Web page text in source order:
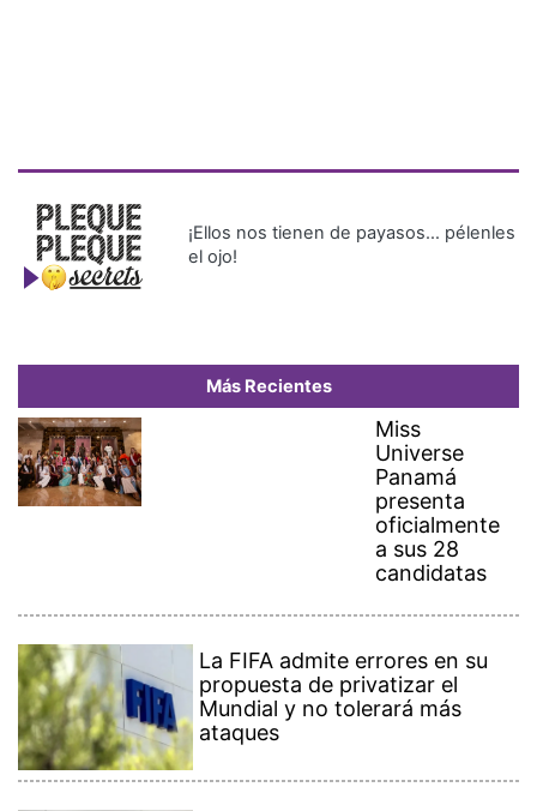
¡Ellos nos tienen de payasos… pélenles
el ojo!
Más Recientes
Miss
Universe
Panamá
presenta
oficialmente
a sus 28
candidatas
La FIFA admite errores en su
propuesta de privatizar el
Mundial y no tolerará más
ataques